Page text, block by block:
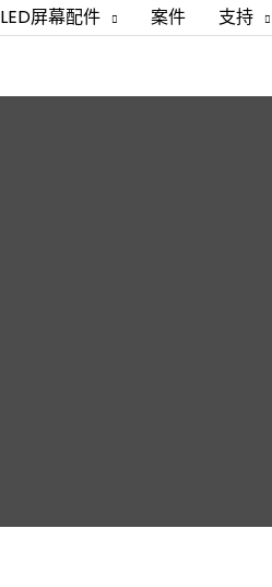
LED屏幕配件 案件 支持